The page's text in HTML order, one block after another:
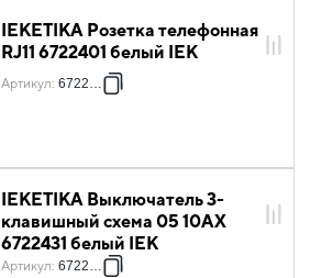
IEKETIKA Розетка телефонная
RJ11 6722401 белый IEK
Артикул: 6722401
IEKETIKA Выключатель 3-
клавишный схема 05 10АХ
6722431 белый IEK
Артикул: 6722431